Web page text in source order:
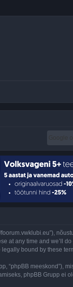
at any time and we’ll
bound by these
“phpBB meeskond”),
phpBB Grupp ei